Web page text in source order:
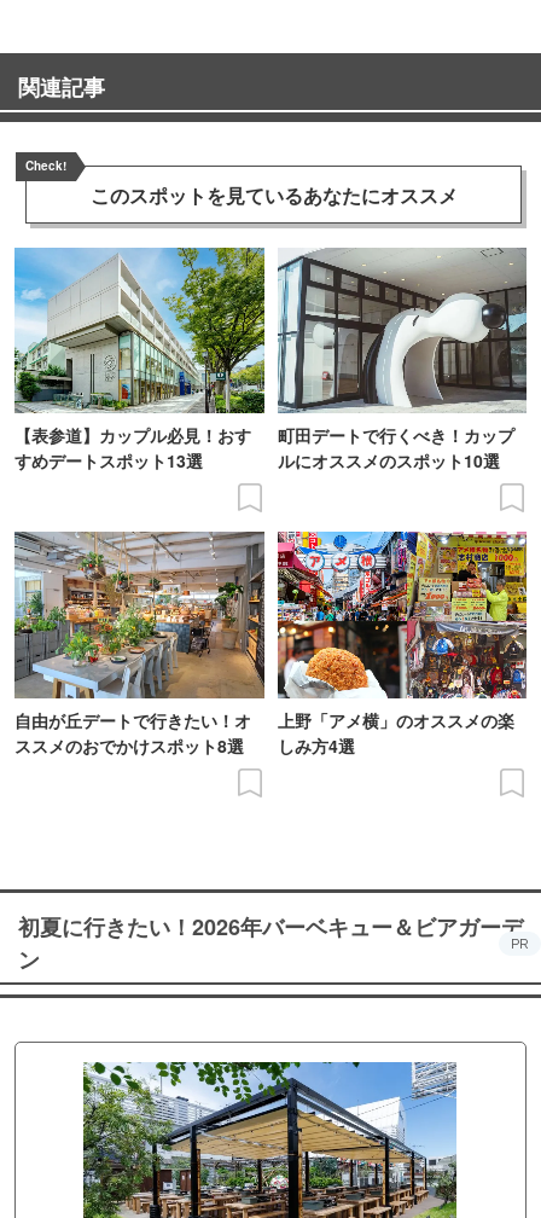
関連記事
Check!
このスポットを見ているあなたにオススメ
【表参道】カップル必見！おす
すめデートスポット13選
町田デートで行くべき！カップ
ルにオススメのスポット10選
自由が丘デートで行きたい！オ
ススメのおでかけスポット8選
上野「アメ横」のオススメの楽
しみ方4選
初夏に行きたい！2026年バーベキュー＆ビアガーデ
ン
PR